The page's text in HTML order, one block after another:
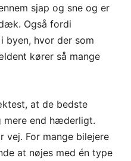
sjap og sne og er
Også fordi
byen, hvor der som
kører så mange
at de bedste
end hæderligt.
vej. For mange bilejere
at nøjes med én type